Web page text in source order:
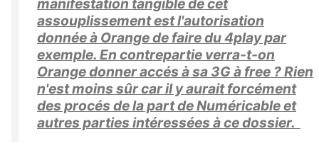
manifestation tangible de cet
assouplissement est l'autorisation
donnée à Orange de faire du 4play par
exemple. En contrepartie verra-t-on
Orange donner accés à sa 3G à free ? Rien
n'est moins sûr car il y aurait forcément
des procés de la part de Numéricable et
autres parties intéressées à ce dossier.